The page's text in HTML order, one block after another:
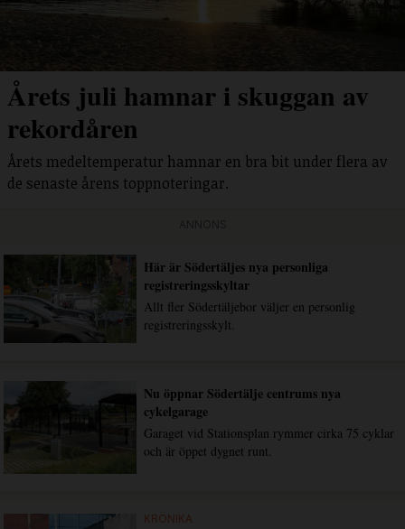
Årets juli hamnar i skuggan av
rekordåren
Årets medeltemperatur hamnar en bra bit under flera av
de senaste årens toppnoteringar.
Här är Södertäljes nya personliga
registreringsskyltar
Allt fler Södertäljebor väljer en personlig
registreringsskylt.
Nu öppnar Södertälje centrums nya
cykelgarage
Garaget vid Stationsplan rymmer cirka 75 cyklar
och är öppet dygnet runt.
KRÖNIKA